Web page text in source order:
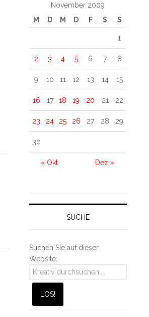
November 2009
M
D M D F S S
« Okt Dez »
1
2 3 4 5 6 7 8
9 10 11 12 13 14 15
16 17 18 19 20 21 22
23 24 25 26 27 28 29
30
SUCHE
Suchen Sie auf dieser
Website: